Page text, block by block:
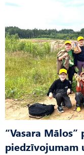
“Vasara